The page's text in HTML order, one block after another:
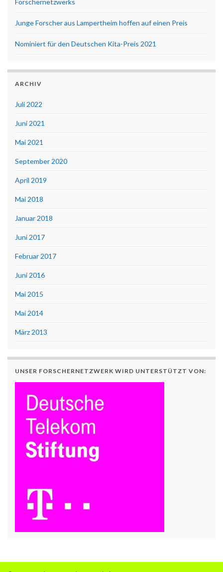
Forschernetzwerks
Junge Forscher aus Lampertheim hoffen auf einen Preis
Nominiert für den Deutschen Kita-Preis 2021
ARCHIV
Juli 2022
Juni 2021
Mai 2021
September 2020
April 2019
Mai 2018
Januar 2018
Juni 2017
Februar 2017
Juni 2016
Mai 2015
Mai 2014
März 2013
UNSER FORSCHERNETZWERK WIRD UNTERSTÜTZT VON: